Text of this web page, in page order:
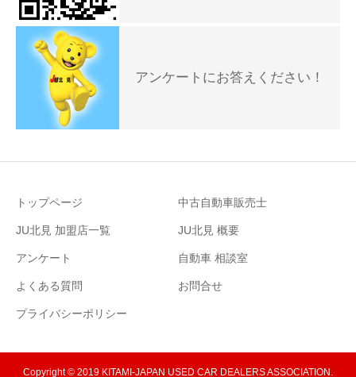
アンケートにお答えください！
トップページ 中古自動車販売士
JU北見 加盟店一覧 JU北見 概要
アンケート 自動車 相談室
よくある質問 お問合せ
プライバシーポリシー
Copyright © 2019 KITAMI-JAPAN USED CAR DEALERS ASSOCIATION.